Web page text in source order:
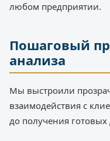
любом предприятии.
Пошаговый
анализа
Мы выстроили
взаимодействия с
до получения готовых